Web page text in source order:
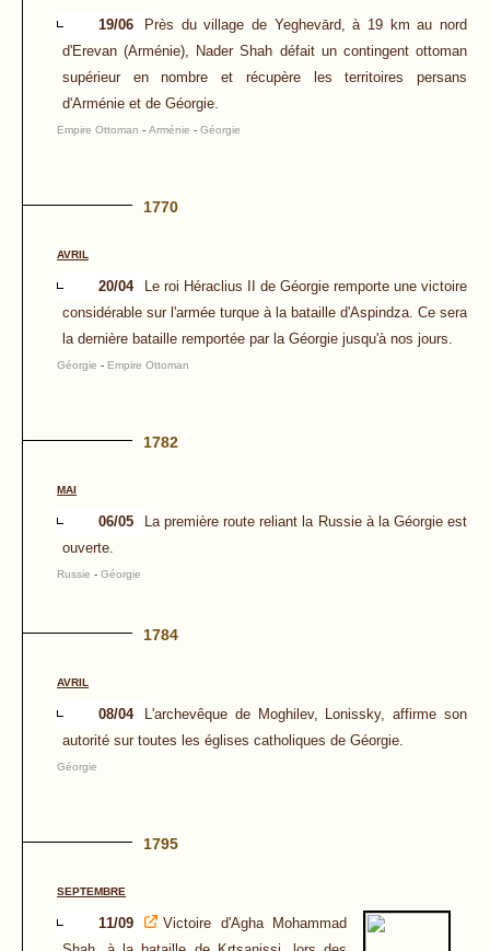
19/06
Près du village de Yeghevārd, à 19 km au nord
d'Erevan (Arménie), Nader Shah défait un contingent ottoman
supérieur en nombre et récupère les territoires persans
d'Arménie et de Géorgie.
Empire Ottoman - Arménie - Géorgie
1770
AVRIL
20/04
Le roi Héraclius II de Géorgie remporte une victoire
considérable sur l'armée turque à la bataille d'Aspindza. Ce sera
la dernière bataille remportée par la Géorgie jusqu'à nos jours.
Géorgie - Empire Ottoman
1782
MAI
06/05
La première route reliant la Russie à la Géorgie est
ouverte.
Russie - Géorgie
1784
AVRIL
08/04
L'archevêque de Moghilev, Lonissky, affirme son
autorité sur toutes les églises catholiques de Géorgie.
Géorgie
1795
SEPTEMBRE
11/09
Victoire d'Agha Mohammad